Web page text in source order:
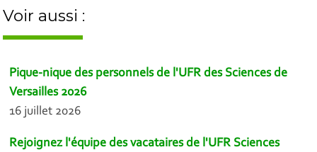
Voir aussi :
Pique-nique des personnels de l'UFR des Sciences de
Versailles 2026
16 juillet 2026
Rejoignez l'équipe des vacataires de l'UFR Sciences